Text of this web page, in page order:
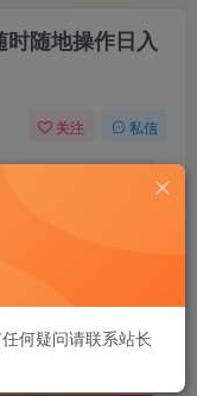
随地操作日入
关注 私信
0 158 75
何疑问请联系站长